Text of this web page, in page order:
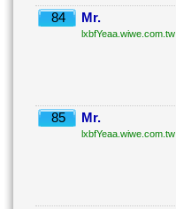
84 Mr.
lxbfYeaa.wiwe.com.tw
85 Mr.
lxbfYeaa.wiwe.com.tw